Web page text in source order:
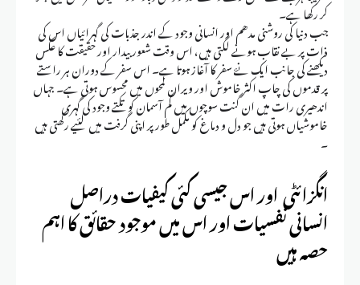
کر رکھا ہے۔
جب دنیا کی روشنی مدھم اور انسانی وجود کے اندر جذبات کی گہرائیاں اس کی
ذات پر بے نقاب ہونے لگتی ہیں، اس وقت شعور بیدار اور حقیقت کا عکس
دیکھنے کی جانب ایک نۓ سفر کا آغاز ہوتا ہے۔ اس سفر کے دوران ہر راستے
پر قدموں کی چاپ اکثر خاموش اور ویران لمحوں میں محسوس ہوتی ہے۔ جہاں
اندھیری رات میں ان گنت سوچوں میں گم آسمان کو تکتے وجود کی گہری
خاموشیاں ہوتی ہیں جو دل و دماغ کو مکمل طور پر اپنی گرفت میں لئیے رکھتی ہیں
۔
انگزائٹی اور اس جیسی کئی کیفیات دراصل
انسانی نفسیات اور اس میں موجود حقائق کا اہم
حصہ ہیں